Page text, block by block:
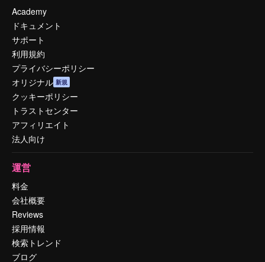
Academy
ドキュメント
サポート
利用規約
プライバシーポリシー
オリジナル 新規
クッキーポリシー
トラストセンター
アフィリエイト
法人向け
運営
料金
会社概要
Reviews
採用情報
検索トレンド
ブログ